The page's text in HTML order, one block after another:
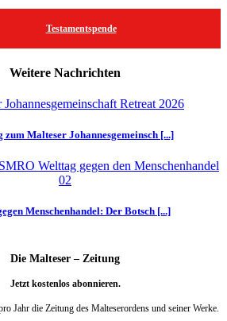
Testamentspende
Weitere Nachrichten
zum Malteser Johannesgemeinsch [...]
Menschenhandel: Der Botsch [...]
Die Malteser – Zeitung
Jetzt kostenlos abonnieren.
Jahr die Zeitung des Malteserordens und seiner Werke.